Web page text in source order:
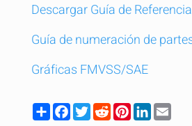
Descargar Guía de Referencia
Guía de numeración de
Gráficas FMVSS/SAE
ShareFacebook
TwitterRedditPinterestLinkedIn